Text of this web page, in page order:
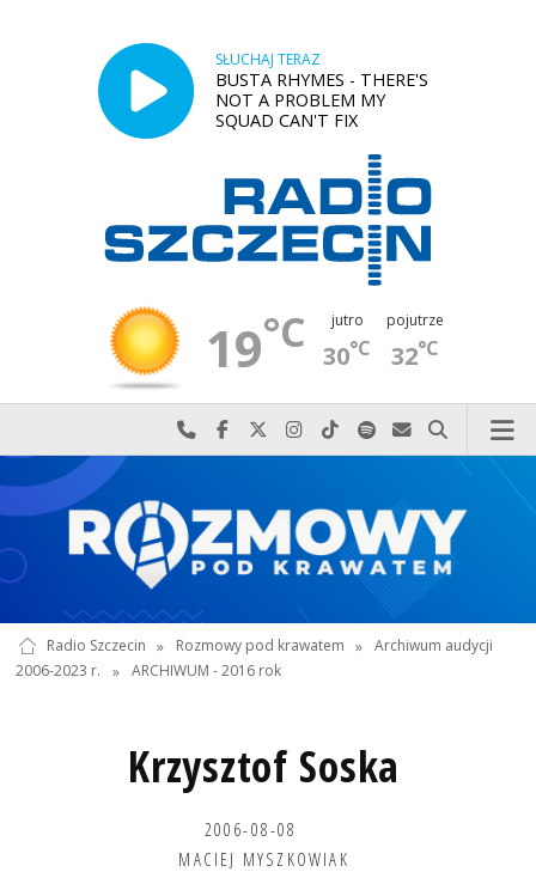
SŁUCHAJ TERAZ
BUSTA RHYMES - THERE'S
NOT A PROBLEM MY
SQUAD CAN'T FIX
19°C jutro
30°C
pojutrze
32°C
Najlepiej po prostu do nas zadzwoń
Odwiedź nas na Facebook-u
Odwiedź nas na X
Odwiedź nas na Instagram-ie
Odwiedź nas na TikTok-u
Szukaj nas na Spotify
Wyślij do nas
Szukaj
Radio Szczecin » Rozmowy pod krawatem » Archiwum audycji
2006-2023 r.
» ARCHIWUM - 2016 rok
Krzysztof Soska
2006-08-08
MACIEJ MYSZKOWIAK